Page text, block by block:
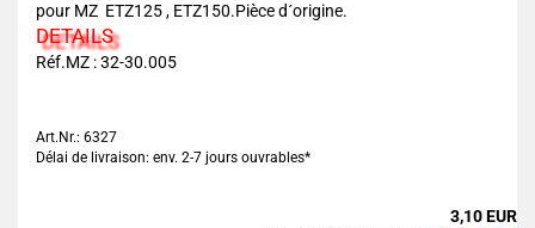
pour MZ ETZ125 , ETZ150.Pièce d´origine.
DETAILS
Réf.MZ : 32-30.005
Art.Nr.: 6327
Délai de livraison: env. 2-7 jours ouvrables*
3,10 EUR